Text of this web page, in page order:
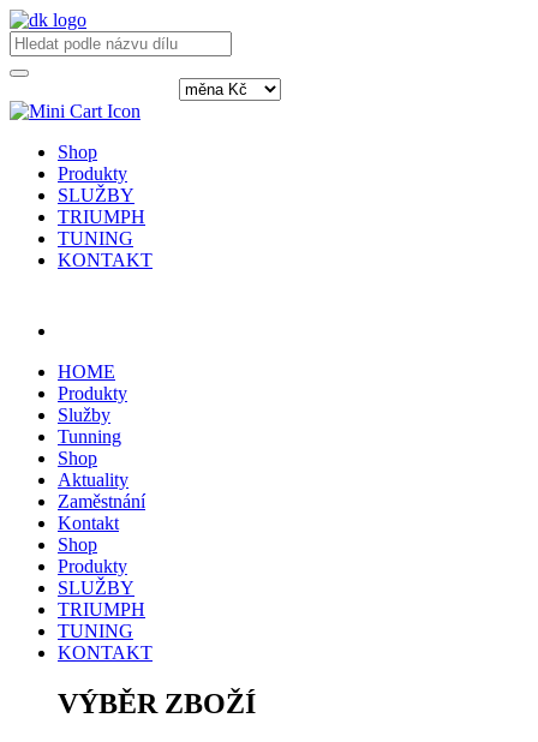
Shop
Produkty
SLUŽBY
TRIUMPH
TUNING
KONTAKT
HOME
Produkty
Služby
Tunning
Shop
Aktuality
Zaměstnání
Kontakt
Shop
Produkty
SLUŽBY
TRIUMPH
TUNING
KONTAKT
VÝBĚR ZBOŽÍ